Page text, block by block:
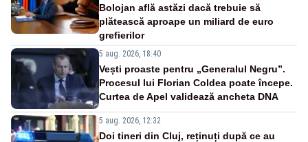
Bolojan află astăzi dacă trebuie să
plătească aproape un miliard de euro
grefierilor
5 aug. 2026, 18:40
Vești proaste pentru „Generalul Negru”.
Procesul lui Florian Coldea poate începe.
Curtea de Apel validează ancheta DNA
5 aug. 2026, 12:32
Doi tineri din Cluj, reținuți după ce au